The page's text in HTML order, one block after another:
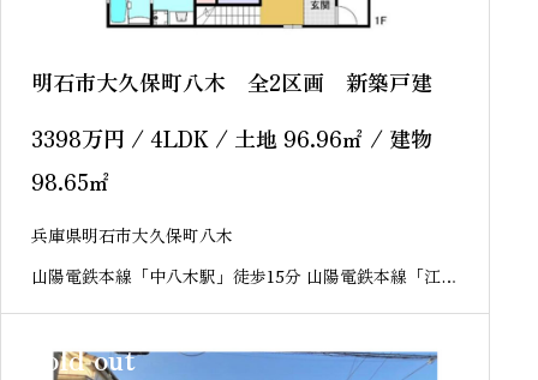
明石市大久保町八木 全2区画 新築戸建
3398万円 / 4LDK / 土地 96.96㎡ / 建物
98.65㎡
兵庫県明石市大久保町八木
山陽電鉄本線「中八木駅」徒歩15分 山陽電鉄本線「江井
ヶ島駅」徒歩15分
sold out